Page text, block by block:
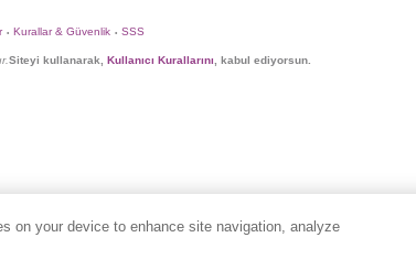
• Kurallar & Güvenlik • SSS
Siteyi kullanarak, Kullanıcı Kurallarını , kabul ediyorsun.
on your device to enhance site navigation, analyze